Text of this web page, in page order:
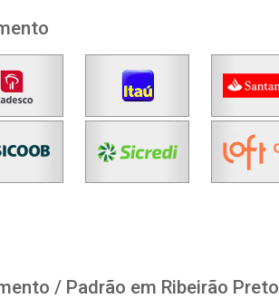
/ Padrão em Ribeirão Preto